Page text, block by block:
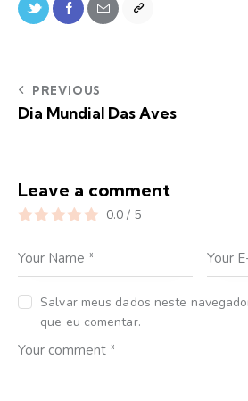
PREVIOUS
Dia Mundial Das Aves
Leave a comment
0.0 / 5
Salvar meus dados neste
que eu comentar.